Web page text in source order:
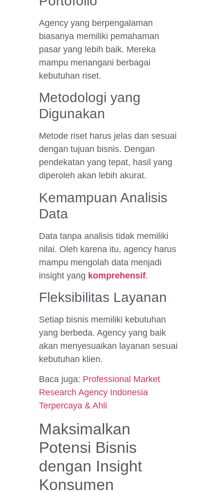
Agency yang berpengalaman
biasanya memiliki pemahaman
pasar yang lebih baik. Mereka
mampu menangani berbagai
kebutuhan riset.
Metodologi yang
Digunakan
Metode riset harus jelas dan sesuai
dengan tujuan bisnis. Dengan
pendekatan yang tepat, hasil yang
diperoleh akan lebih akurat.
Kemampuan Analisis
Data
Data tanpa analisis tidak memiliki
nilai. Oleh karena itu, agency harus
mampu mengolah data menjadi
insight yang komprehensif.
Fleksibilitas Layanan
Setiap bisnis memiliki kebutuhan
yang berbeda. Agency yang baik
akan menyesuaikan layanan sesuai
kebutuhan klien.
Baca juga: Professional Market
Research Agency Indonesia
Terpercaya & Ahli
Maksimalkan
Potensi Bisnis
dengan Insight
Konsumen